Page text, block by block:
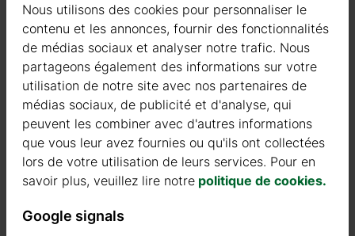
l’acier, présente d’autres avantages et contribue à réduire
l’impact environnemental de l’homme.
En partant du principe que le bois provient de forêts
constamment renouvelées et denses en arbres qui contribuent
chaque jour à réduire le CO2 dans l’atmosphère, il faut
également considérer que :
Le processus de production du bois nécessite moins
d’énergie que celui d’autres matériaux ;
Nous utilisons des cookies pour personnaliser le
contenu et les annonces, fournir des fonctionnalités
de médias sociaux et analyser notre trafic. Nous
partageons également des informations sur votre
utilisation de notre site avec nos partenaires de
médias sociaux, de publicité et d'analyse, qui
peuvent les combiner avec d'autres informations
que vous leur avez fournies ou qu'ils ont collectées
lors de votre utilisation de leurs services. Pour en
savoir plus, veuillez lire notre politique de cookies.
Google signals